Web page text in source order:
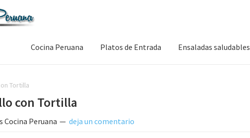
Cocina Peruana Platos de Entrada Ensaladas saludables
Tortilla
con Tortilla
Cocina Peruana deja un comentario